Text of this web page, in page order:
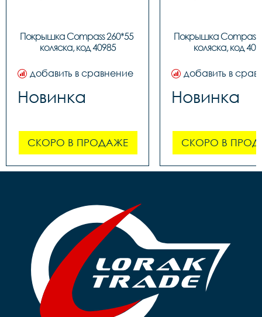
Покрышка Compass 260*55
коляска, код 40985
добавить в сравнение
Новинка
СКОРО В ПРОДАЖЕ
Покрышка Compass
коляска, код
добавить в
Новинка
СКОРО В